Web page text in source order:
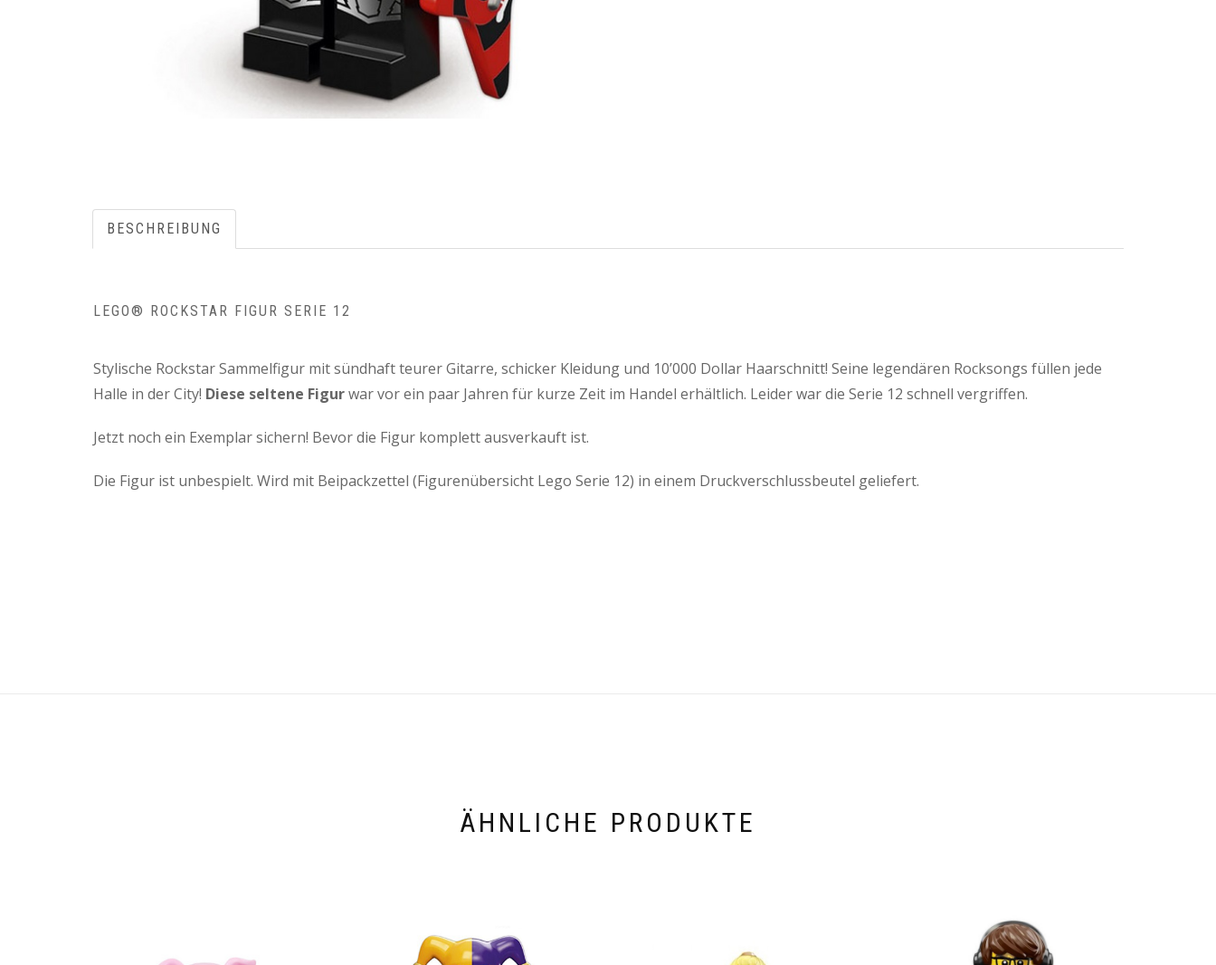
BESCHREIBUNG
LEGO® ROCKSTAR FIGUR SERIE 12
Stylische Rockstar Sammelfigur mit sündhaft teurer Gitarre, schicker Kleidung und 10’000 Dollar Haarschnitt! Seine legendären Rocksongs füllen jede
Halle in der City! Diese seltene Figurwar vor ein paar Jahren für kurze Zeit im Handel erhältlich. Leider war die Serie 12 schnell vergriffen.
Jetzt noch ein Exemplar sichern! Bevor die Figur komplett ausverkauft ist.
Die Figur ist unbespielt. Wird mit Beipackzettel (Figurenübersicht Lego Serie 12) in einem Druckverschlussbeutel geliefert.
ÄHNLICHE PRODUKTE